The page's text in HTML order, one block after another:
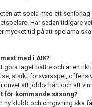
att spela med ett
Har sedan tidigare
mycket tid på att spelarna
med i AIK?
göra laget bättre och är en
starkt försvarsspel,
drivet att jobba hårt och att
för kommande säsong?
ny klubb och omgivning ska